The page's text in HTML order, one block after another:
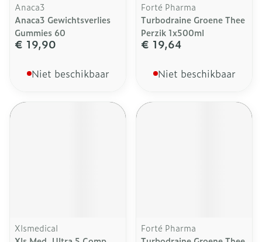
Anaca3
Anaca3 Gewichtsverlies
Gummies 60
€ 19,90
Niet beschikbaar
Forté Pharma
Turbodraine Groene Thee
Perzik 1x500ml
€ 19,64
Niet beschikbaar
Xlsmedical
Forté Pharma